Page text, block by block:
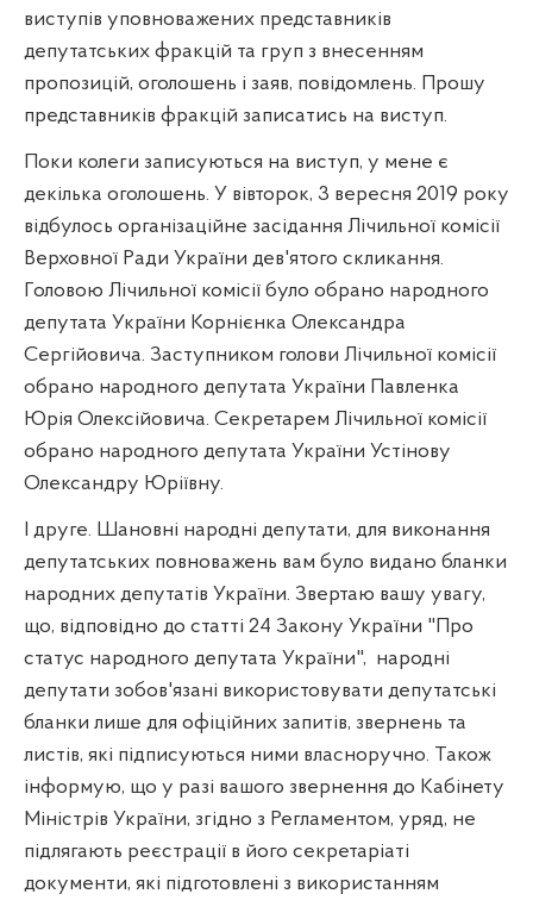
виступів уповноважених представників
депутатських фракцій та груп з внесенням
пропозицій, оголошень і заяв, повідомлень. Прошу
представників фракцій записатись на виступ.
Поки колеги записуються на виступ, у мене є
декілька оголошень. У вівторок, 3 вересня 2019 року
відбулось організаційне засідання Лічильної комісії
Верховної Ради України дев'ятого скликання.
Головою Лічильної комісії було обрано народного
депутата України Корнієнка Олександра
Сергійовича. Заступником голови Лічильної комісії
обрано народного депутата України Павленка
Юрія Олексійовича. Секретарем Лічильної комісії
обрано народного депутата України Устінову
Олександру Юріївну.
І друге. Шановні народні депутати, для виконання
депутатських повноважень вам було видано бланки
народних депутатів України. Звертаю вашу увагу,
що, відповідно до статті 24 Закону України "Про
статус народного депутата України", народні
депутати зобов'язані використовувати депутатські
бланки лише для офіційних запитів, звернень та
листів, які підписуються ними власноручно. Також
інформую, що у разі вашого звернення до Кабінету
Міністрів України, згідно з Регламентом, уряд, не
підлягають реєстрації в його секретаріаті
документи, які підготовлені з використанням